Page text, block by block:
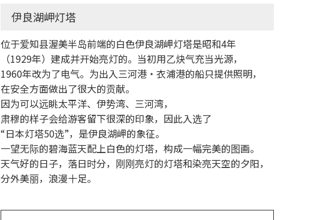
伊良湖岬灯塔
位于爱知县渥美半岛前端的白色伊良湖岬灯塔是昭和4年
（1929年）建成并开始亮灯的。当初用乙炔气充当光源，
1960年改为了电气。为出入三河港・衣浦港的船只提供照明，
在安全方面做出了很大的贡献。
因为可以远眺太平洋、伊势湾、三河湾，
肃穆的样子会给游客留下很深的印象，因此入选了
“日本灯塔50选”，是伊良湖岬的象征。
一望无际的碧海蓝天配上白色的灯塔，构成一幅完美的图画。
天气好的日子，落日时分，刚刚亮灯的灯塔和染亮天空的夕阳，
分外美丽，浪漫十足。